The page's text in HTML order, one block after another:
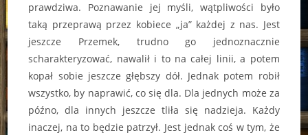
prawdziwa. Poznawanie jej myśli, wątpliwości było
taką przeprawą przez kobiece „ja” każdej z nas. Jest
jeszcze Przemek, trudno go jednoznacznie
scharakteryzować, nawalił i to na całej linii, a potem
kopał sobie jeszcze głębszy dół. Jednak potem robił
wszystko, by naprawić, co się dla. Dla jednych może za
późno, dla innych jeszcze tliła się nadzieja. Każdy
inaczej, na to będzie patrzył. Jest jednak coś w tym, że